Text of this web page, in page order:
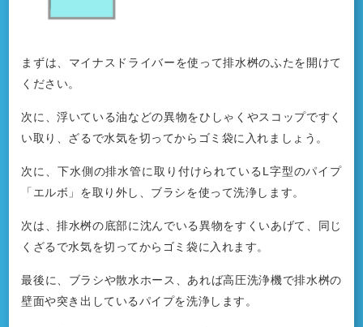
まずは、マイナスドライバーを使って排水桝のふたを開けて
ください。
次に、浮いている油などの異物をひしゃくやスコップですく
い取り、ざるで水気を切ってからゴミ袋に入れましょう。
次に、下水側の排水管に取り付けられているL字型のパイプ
「エルボ」を取り外し、ブラシを使って洗浄します。
次は、排水桝の底部に沈んでいる異物をすくいあげて、同じ
くざるで水気を切ってからゴミ袋に入れます。
最後に、ブラシや散水ホース、あれば高圧洗浄機で排水桝の
壁面や突き出しているパイプを洗浄します。